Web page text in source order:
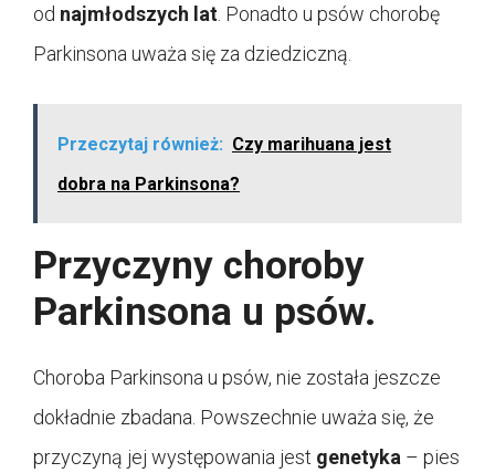
od najmłodszych lat . Ponadto u psów chorobę
Parkinsona uważa się za dziedziczną.
Przeczytaj również: Czy marihuana jest
dobra na Parkinsona?
Przyczyny choroby
Parkinsona u psów.
Choroba Parkinsona u psów, nie została jeszcze
dokładnie zbadana. Powszechnie uważa się, że
przyczyną jej występowania jest genetyka – pies